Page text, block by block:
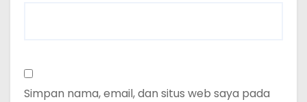
Simpan nama, email, dan situs web saya pada